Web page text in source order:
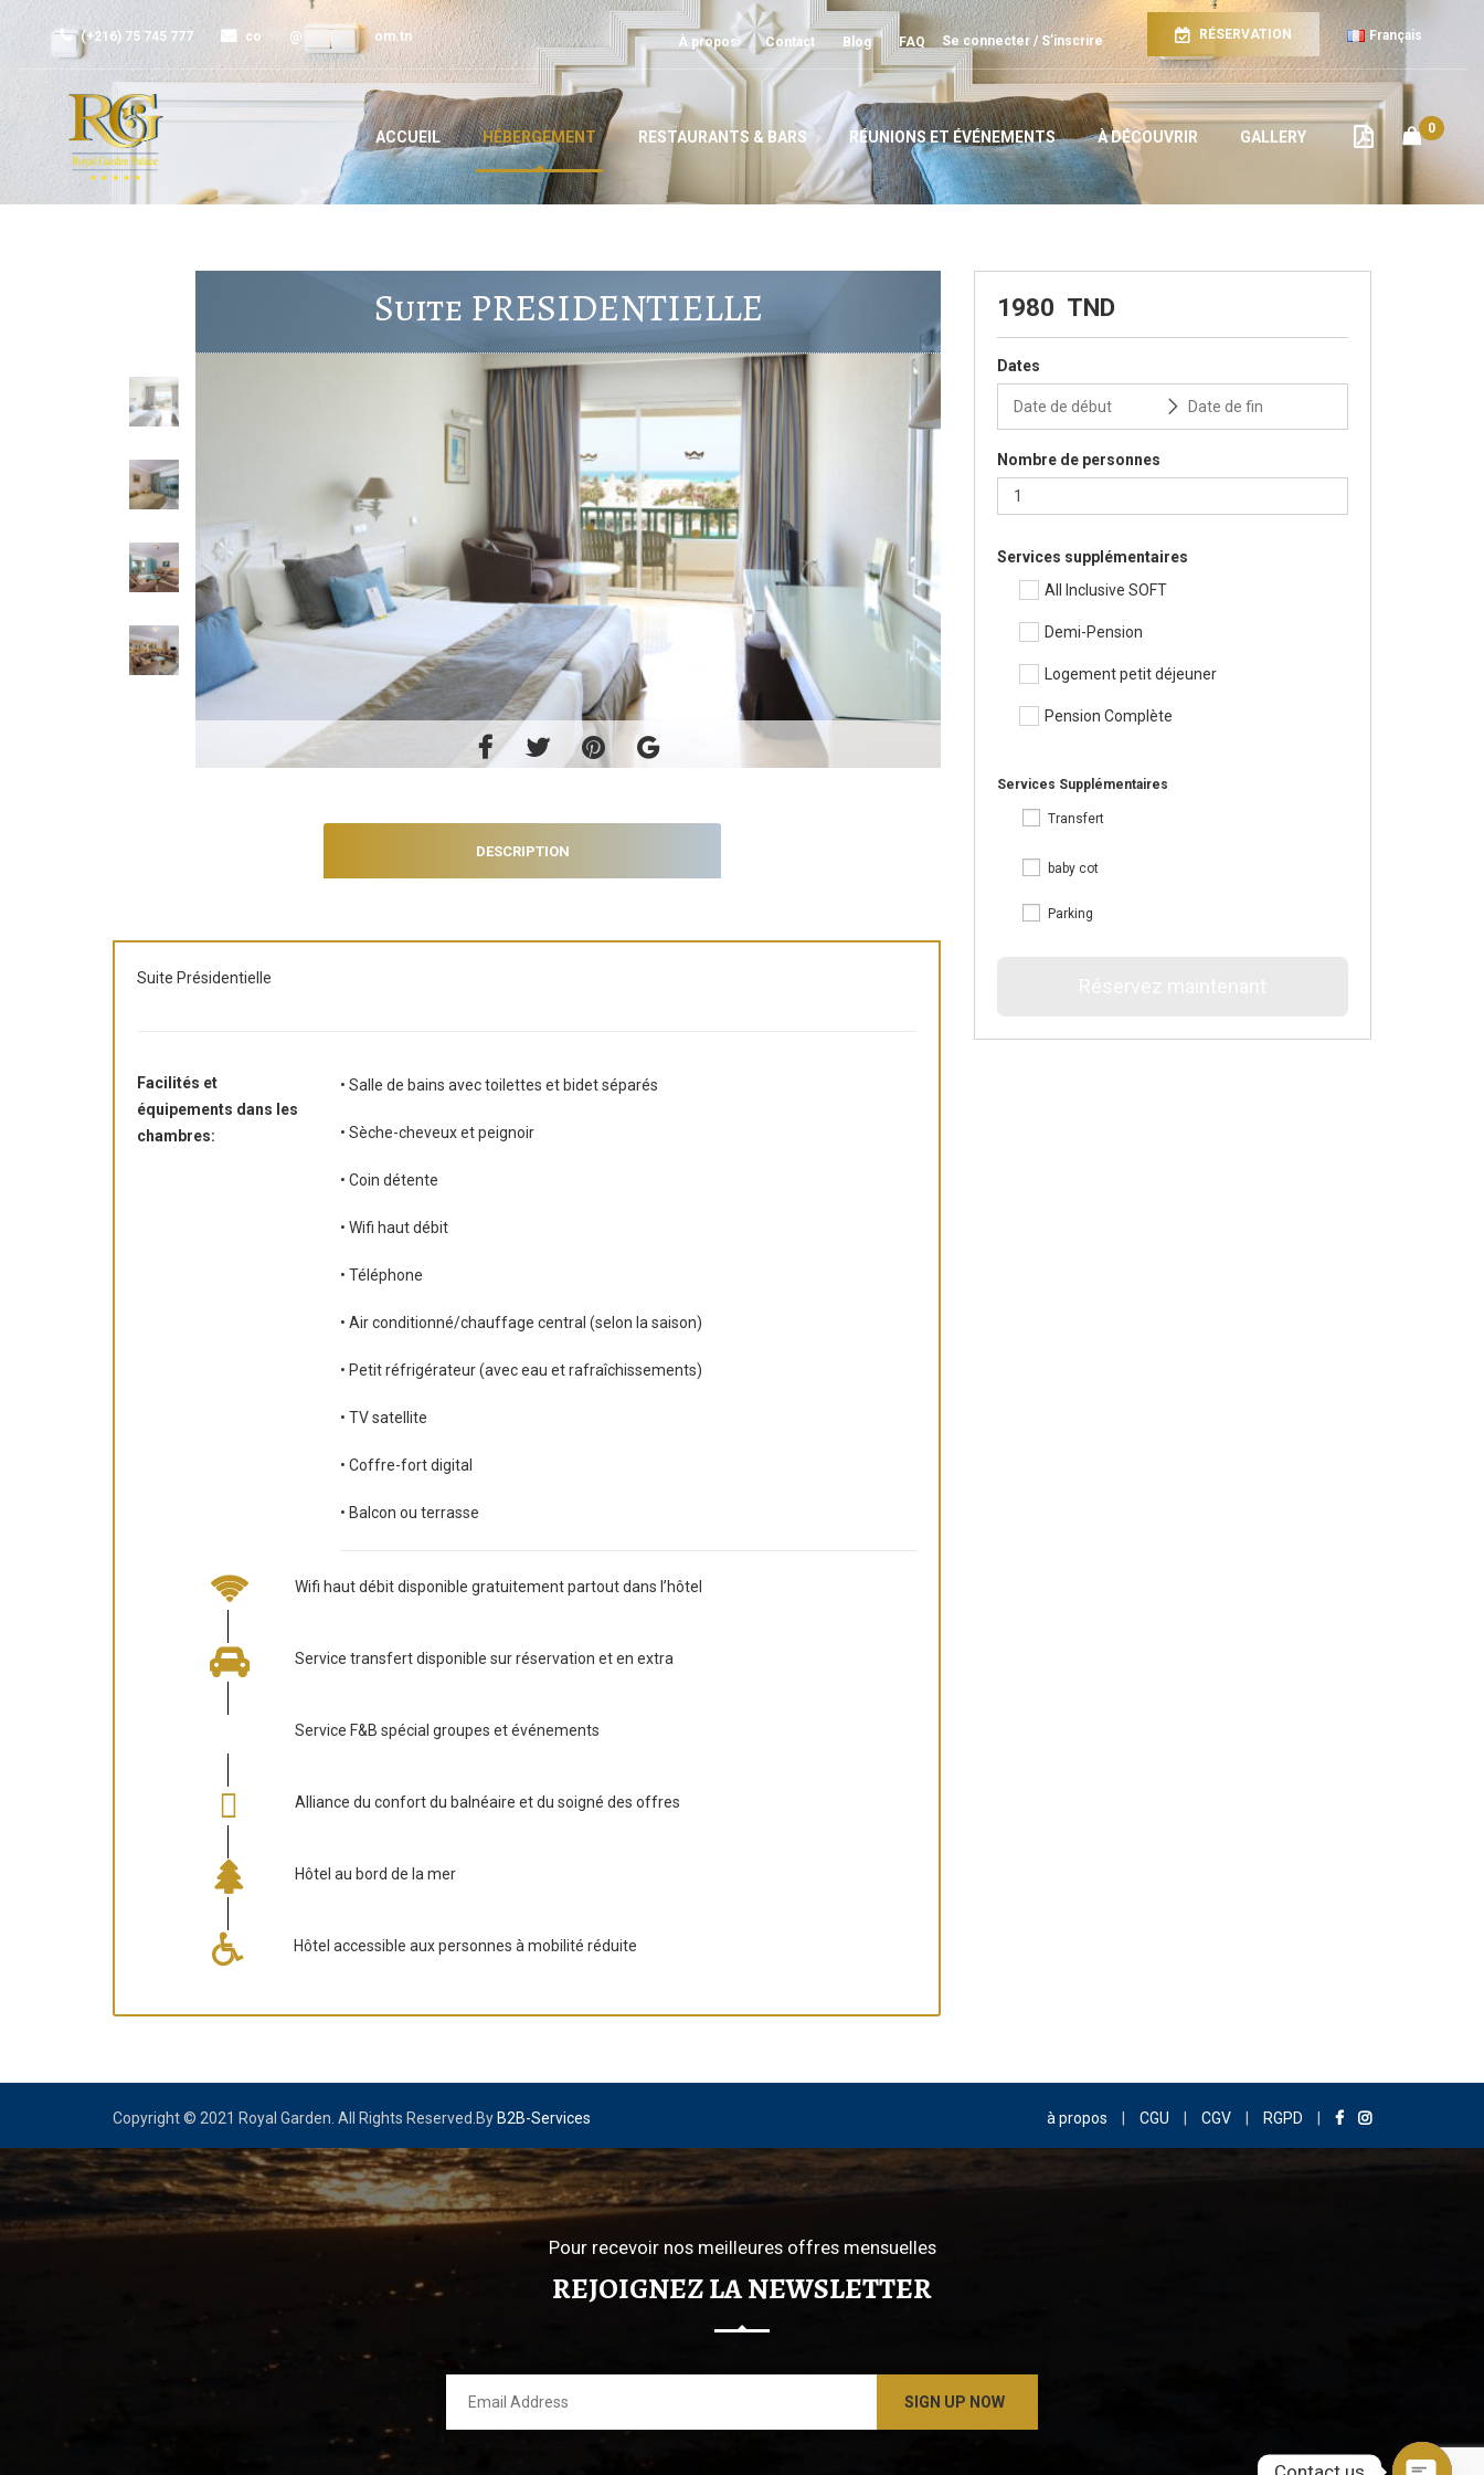
(+216) 75 745 777 co @ om.tn À propos Contact Blog FAQ Se connecter / S’inscrire RÉSERVATION Français
ACCUEIL HÉBERGEMENT RESTAURANTS & BARS RÉUNIONS ET ÉVÉNEMENTS À DÉCOUVRIR GALLERY 0
Suite PRESIDENTIELLE
Suite présidentielle
DESCRIPTION
Suite Présidentielle
Facilités et
équipements dans les
chambres:
• Salle de bains avec toilettes et bidet séparés
• Sèche-cheveux et peignoir
• Coin détente
• Wifi haut débit
• Téléphone
• Air conditionné/chauffage central (selon la saison)
• Petit réfrigérateur (avec eau et rafraîchissements)
• TV satellite
• Coffre-fort digital
• Balcon ou terrasse
Wifi haut débit disponible gratuitement partout dans l’hôtel
Service transfert disponible sur réservation et en extra
Service F&B spécial groupes et événements
Alliance du confort du balnéaire et du soigné des offres
Hôtel au bord de la mer
Hôtel accessible aux personnes à mobilité réduite
1980 TND
Dates
Nombre de personnes
Services supplémentaires
All Inclusive SOFT
Demi-Pension
Logement petit déjeuner
Pension Complète
Services Supplémentaires
Transfert
baby cot
Parking
Copyright © 2021 Royal Garden. All Rights Reserved.By B2B-Services à propos CGU CGV RGPD
Pour recevoir nos meilleures offres mensuelles
REJOIGNEZ LA NEWSLETTER